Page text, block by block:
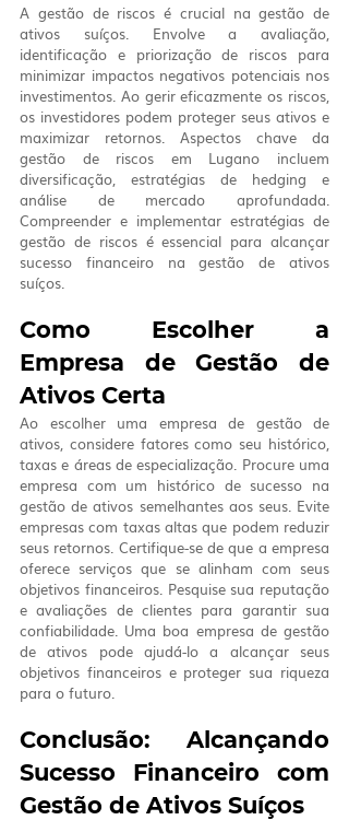
A gestão de riscos é crucial na gestão de
ativos suíços. Envolve a avaliação,
identificação e priorização de riscos para
minimizar impactos negativos potenciais nos
investimentos. Ao gerir eficazmente os riscos,
os investidores podem proteger seus ativos e
maximizar retornos. Aspectos chave da
gestão de riscos em Lugano incluem
diversificação, estratégias de hedging e
análise de mercado aprofundada.
Compreender e implementar estratégias de
gestão de riscos é essencial para alcançar
sucesso financeiro na gestão de ativos
suíços.
Como Escolher a
Empresa de Gestão de
Ativos Certa
Ao escolher uma empresa de gestão de
ativos, considere fatores como seu histórico,
taxas e áreas de especialização. Procure uma
empresa com um histórico de sucesso na
gestão de ativos semelhantes aos seus. Evite
empresas com taxas altas que podem reduzir
seus retornos. Certifique-se de que a empresa
oferece serviços que se alinham com seus
objetivos financeiros. Pesquise sua reputação
e avaliações de clientes para garantir sua
confiabilidade. Uma boa empresa de gestão
de ativos pode ajudá-lo a alcançar seus
objetivos financeiros e proteger sua riqueza
para o futuro.
Conclusão: Alcançando
Sucesso Financeiro com
Gestão de Ativos Suíços